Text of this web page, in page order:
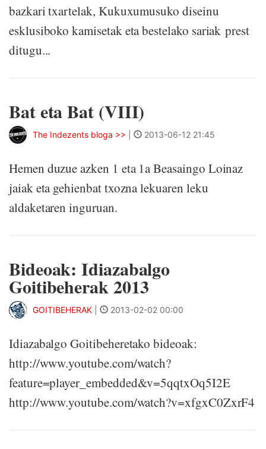
bazkari txartelak, Kukuxumusuko diseinu
esklusiboko kamisetak eta bestelako sariak prest
ditugu...
Bat eta Bat (VIII)
The Indezents bloga >> 2013-06-12 21:45
Hemen duzue azken 1 eta 1a Beasaingo Loinaz
jaiak eta gehienbat txozna lekuaren leku
aldaketaren inguruan.
Bideoak: Idiazabalgo
Goitibeherak 2013
GOITIBEHERAK 2013-02-02 00:00
Idiazabalgo Goitibeheretako bideoak:
http://www.youtube.com/watch?
feature=player_embedded&v=5qqtxOq5I2E
http://www.youtube.com/watch?v=xfgxC0ZxrF4